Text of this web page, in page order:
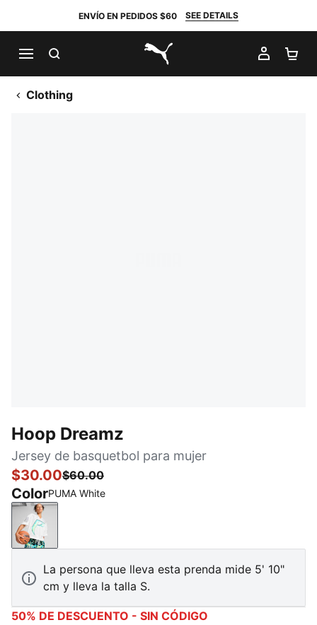
ENVÍO EN PEDIDOS $60 SEE DETAILS
PUMA.com
MI
Clothing
Hoop Dreamz
Jersey de basquetbol para mujer
$30.00$60.00
ColorPUMA White
PUMA White
La persona que lleva esta prenda mide 5' 10"
cm y lleva la talla S.
50% DE DESCUENTO - SIN CÓDIGO